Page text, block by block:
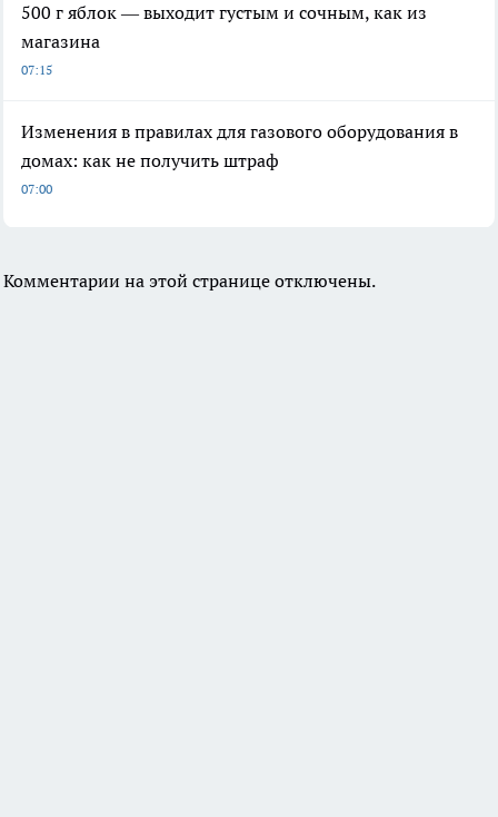
500 г яблок — выходит густым и сочным, как из
магазина
07:15
Изменения в правилах для газового оборудования в
домах: как не получить штраф
07:00
Комментарии на этой странице отключены.